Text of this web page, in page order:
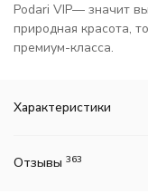
Podari VIP— значит
природная красота,
премиум-класса.
Характеристики
Отзывы 363